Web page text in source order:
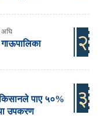
अघि २
पाए ५०%
उपकरण
३